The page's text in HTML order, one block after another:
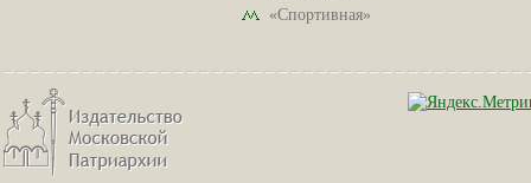
«Спортивная»